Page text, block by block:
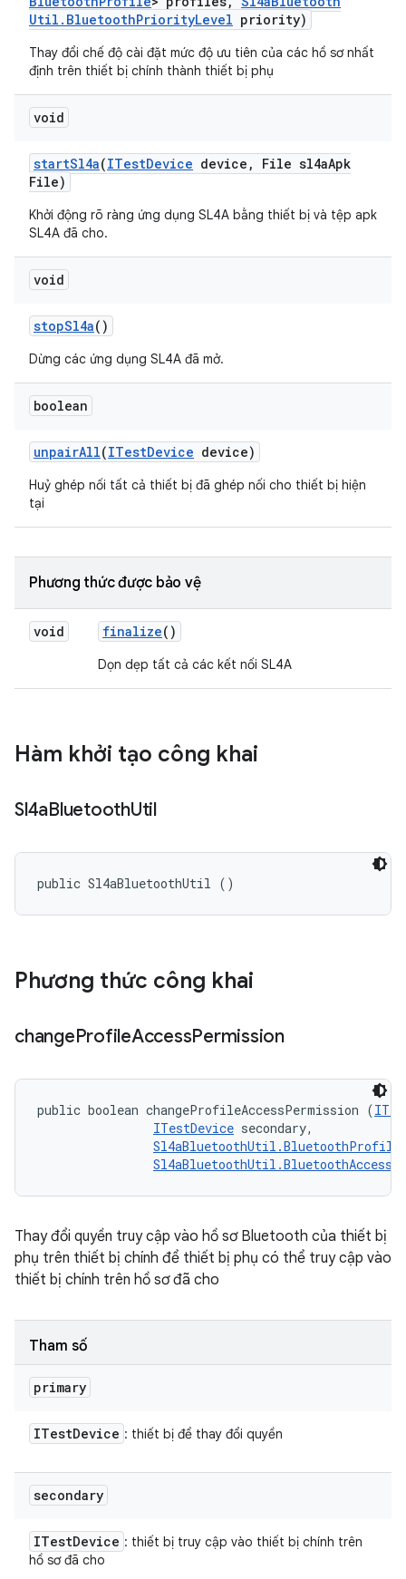
Util . BluetoothPriorityLevel priority)
Thay đổi chế độ cài đặt mức độ ưu tiên của các hồ sơ nhất
định trên thiết bị chính thành thiết bị phụ
void
startSl4a(ITestDevice device , File sl4aApk
File)
Khởi động rõ ràng ứng dụng SL4A bằng thiết bị và tệp apk
SL4A đã cho.
void
stopSl4a()
Dừng các ứng dụng SL4A đã mở.
boolean
unpairAll(ITestDevice device)
Huỷ ghép nối tất cả thiết bị đã ghép nối cho thiết bị hiện
tại
Phương thức được bảo vệ
void finalize()
Dọn dẹp tất cả các kết nối SL4A
Hàm khởi tạo công khai
Sl4aBluetoothUtil
public Sl4aBluetoothUtil ()
Phương thức công khai
changeProfileAccessPermission
public boolean changeProfileAccessPermission (
ITestDevice secondary,
Sl4aBluetoothUtil.BluetoothProfile
Thay đổi quyền truy cập vào hồ sơ Bluetooth của thiết bị
phụ trên thiết bị chính để thiết bị phụ có thể truy cập vào
thiết bị chính trên hồ sơ đã cho
Tham số
primary
ITestDevice : thiết bị để thay đổi quyền
secondary
ITestDevice : thiết bị truy cập vào thiết bị chính trên
hồ sơ đã cho